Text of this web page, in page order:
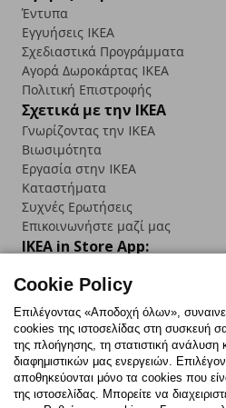
Έντυπα
Εγγυήσεις IKEA
Σχεδιαστικά Προγράμματα
Αγορά Δωρoκάρτας IKEA
Πολιτική Επιστροφής
Σχετικά με την IKEA
Γνωρίζοντας την IKEA
Βιωσιμότητα
Εργασία στην IKEA
Καταστήματα
Συχνές Ερωτήσεις
Επικοινωνήστε μαζί μας
IKEA in Store App:
Follow us:
FacebookInstagram
TikTokYoutube
Cookie Policy
Επιλέγοντας «Αποδοχή όλων»,
cookies της ιστοσελίδας στη συσκευή
της πλοήγησης, τη στατιστική ανάλυση
διαφημιστικών μας ενεργειών.
αποθηκεύονται μόνο τα cookies που
της ιστοσελίδας. Μπορείτε να